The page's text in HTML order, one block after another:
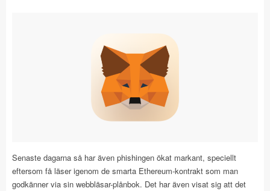
Senaste dagarna så har även phishingen ökat markant, speciellt
eftersom få läser igenom de smarta Ethereum-kontrakt som man
godkänner via sin webbläsar-plånbok. Det har även visat sig att det